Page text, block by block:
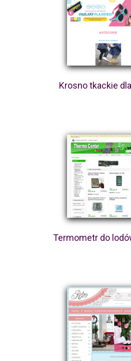
Krosno tkackie
Termometr do